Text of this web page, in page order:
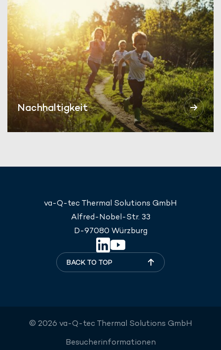
Nachhaltigkeit
va-Q-tec Thermal Solutions GmbH
Alfred-Nobel-Str. 33
D-97080 Würzburg
BACK TO TOP
© 2026 va-Q-tec Thermal Solutions GmbH
Besucherinformationen